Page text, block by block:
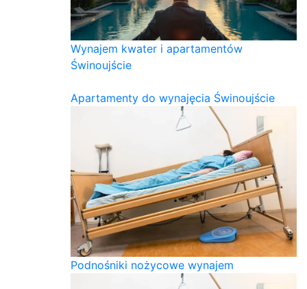
Wynajem kwater i apartamentów
Świnoujście
Apartamenty do wynajęcia Świnoujście
Podnośniki nożycowe wynajem